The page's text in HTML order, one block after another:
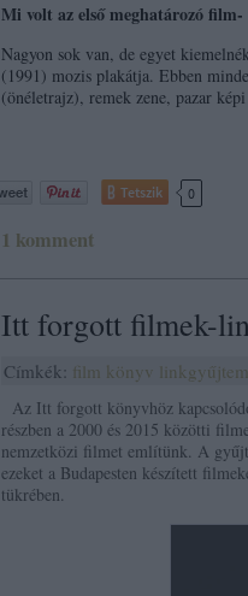
Mi volt az első meghatározó film-
Nagyon sok van, de egyet
(1991) mozis plakátja. Ebben
(önéletrajz), remek zene, pazar
Tetszik 0
1 komment
Itt forgott filmek-
Címkék: film könyv
Az Itt forgott könyvhöz
részben a 2000 és 2015 közötti
nemzetközi filmet említünk. A
ezeket a Budapesten készített
tükrében.